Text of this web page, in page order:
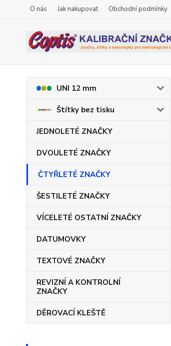
O nás Jak nakupovat Obchodní podmínky
UNI 12 mm
Štítky bez tisku
JEDNOLETÉ ZNAČKY
DVOULETÉ ZNAČKY
ČTYŘLETÉ ZNAČKY
ŠESTILETÉ ZNAČKY
VÍCELETÉ OSTATNÍ ZNAČKY
DATUMOVKY
TEXTOVÉ ZNAČKY
REVIZNÍ A KONTROLNÍ
ZNAČKY
DĚROVACÍ KLEŠTĚ